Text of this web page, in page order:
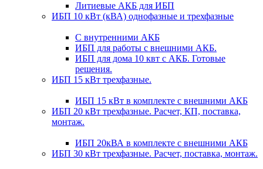
Литиевые АКБ для ИБП
ИБП 10 кВт (кВА) однофазные и трехфазные
С внутренними АКБ
ИБП для работы с внешними АКБ.
ИБП для дома 10 квт с АКБ. Готовые
решения.
ИБП 15 кВт трехфазные.
ИБП 15 кВт в комплекте с внешними АКБ
ИБП 20 кВт трехфазные. Расчет, КП, поставка,
монтаж.
ИБП 20кВА в комплекте с внешними АКБ
ИБП 30 кВт трехфазные. Расчет, поставка, монтаж.